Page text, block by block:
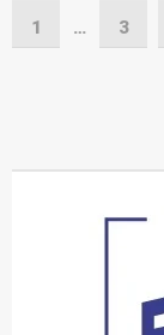
1 … 3